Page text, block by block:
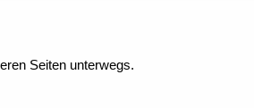
Seiten unterwegs.